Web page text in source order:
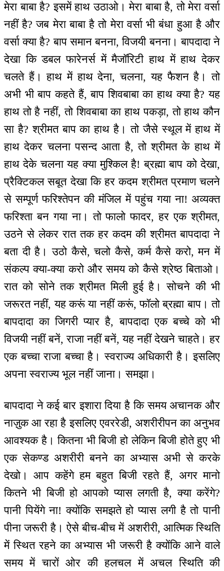
मेरा बाबा है? इसमें हाथ उठाओ। मेरा बाबा है, तो मेरा वर्सा
नहीं है? जब मेरा बाबा है तो मेरा वर्सा भी बंधा हुआ है और
वर्सा क्या है? बाप समान बनना, विजयी बनना। बापदादा ने
देखा कि डबल फारेनर्स में मैजॉरिटी हाथ में हाथ देकर
चलते हैं। हाथ में हाथ देना, चलना, यह फैशन है। तो
अभी भी बाप कहते हैं, बाप शिवबाबा का हाथ क्या है? यह
हाथ तो है नहीं, तो शिवबाबा का हाथ पकड़ा, तो हाथ कौन
सा है? श्रीमत बाप का हाथ है। तो जैसे स्थूल में हाथ में
हाथ देकर चलना पसन्द आता है, तो श्रीमत के हाथ में
हाथ देके चलना यह क्या मुश्किल है! ब्रह्मा बाप को देखा,
प्रैक्टिकल सबूत देखा कि हर कदम श्रीमत प्रमाण चलने
से सम्पूर्ण फरिश्तेपन की मंजिल में पहुंच गया ना! अव्यक्त
फरिश्ता बन गया ना। तो फालो फादर, हर एक श्रीमत,
उठने से लेकर रात तक हर कदम की श्रीमत बापदादा ने
बता दी है। उठो कैसे, चलो कैसे, कर्म कैसे करो, मन में
संकल्प क्या-क्या करो और समय को कैसे श्रेष्ठ बिताओ।
रात को सोने तक श्रीमत मिली हुई है। सोचने की भी
जरूरत नहीं, यह करूं या नहीं करूं, फॉलो ब्रह्मा बाप। तो
बापदादा का जिगरी प्यार है, बापदादा एक बच्चे को भी
विजयी नहीं बनें, राजा नहीं बनें, यह नहीं देखने चाहते। हर
एक बच्चा राजा बच्चा है। स्वराज्य अधिकारी है। इसलिए
अपना स्वराज्य भूल नहीं जाना। समझा।
बापदादा ने कई बार इशारा दिया है कि समय अचानक और
नाज़ुक आ रहा है इसलिए एवररेडी, अशरीरीपन का अनुभव
आवश्यक है। कितना भी बिजी हो लेकिन बिजी होते हुए भी
एक सेकण्ड अशरीरी बनने का अभ्यास अभी से करके
देखो। आप कहेंगे हम बहुत बिजी रहते हैं, अगर मानो
कितने भी बिजी हो आपको प्यास लगती है, क्या करेंगे?
पानी पियेंगे ना! क्योंकि समझते हो प्यास लगी है तो पानी
पीना जरूरी है। ऐसे बीच-बीच में अशरीरी, आत्मिक स्थिति
में स्थित रहने का अभ्यास भी जरूरी है क्योंकि आने वाले
समय में चारों ओर की हलचल में अचल स्थिति की